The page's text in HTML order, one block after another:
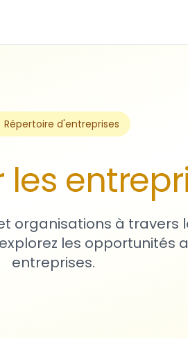
Répertoire d'entreprises
les
organisations à travers
les opportunités
entreprises.